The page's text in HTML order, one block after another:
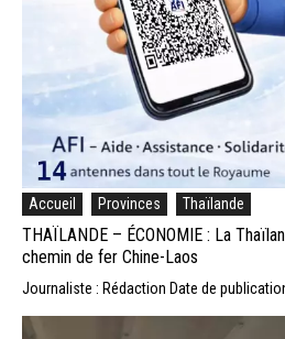
Accueil Provinces Thaïlande
THAÏLANDE – ÉCONOMIE : La
chemin de fer Chine-Laos
Journaliste : Rédaction Date de